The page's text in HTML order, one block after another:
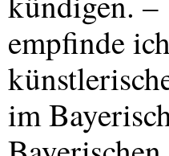
empfinde
im